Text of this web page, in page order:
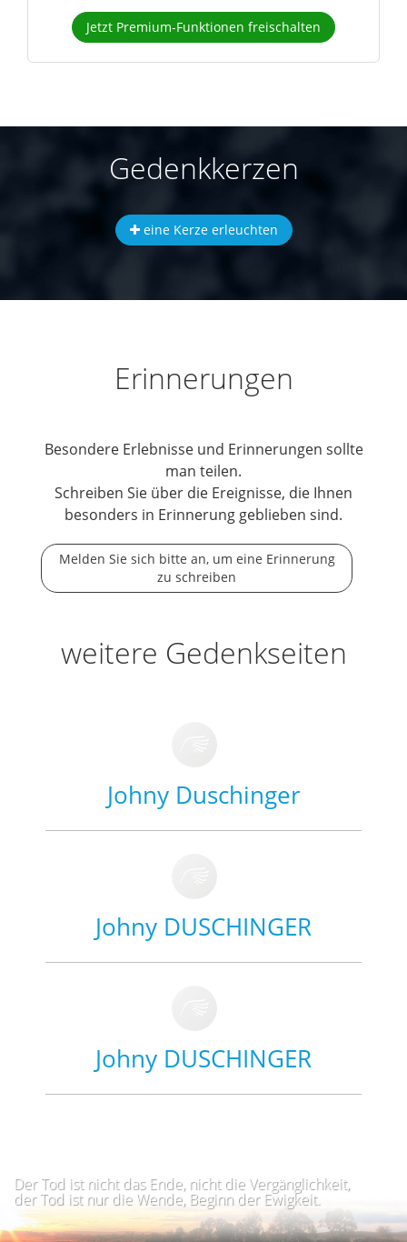
Jetzt Premium-Funktionen freischalten
Gedenkkerzen
eine Kerze erleuchten
Erinnerungen
Besondere Erlebnisse und Erinnerungen sollte
man teilen.
Schreiben Sie über die Ereignisse, die Ihnen
besonders in Erinnerung geblieben sind.
Melden Sie sich bitte an, um eine Erinnerung
zu schreiben
weitere Gedenkseiten
Johny Duschinger
Johny DUSCHINGER
Johny DUSCHINGER
Der Tod ist nicht das Ende, nicht die Vergänglichkeit,
der Tod ist nur die Wende, Beginn der Ewigkeit.